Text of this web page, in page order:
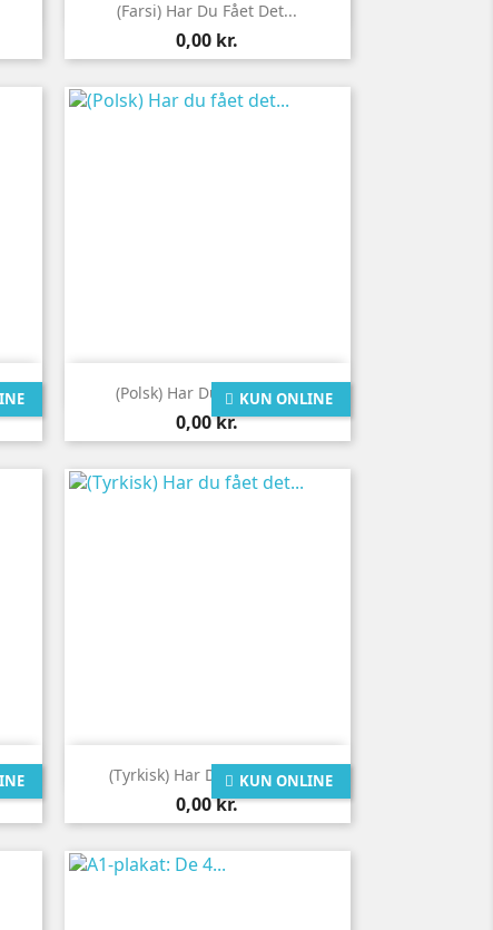
(Farsi) Har Du Fået Det...
Pris
0,00 kr.
KUN ONLINE
(Polsk) Har Du Fået Det...
Pris
0,00 kr.
KUN ONLINE
 Vis her
(Tyrkisk) Har Du Fået Det...
Pris
0,00 kr.
 Vis her